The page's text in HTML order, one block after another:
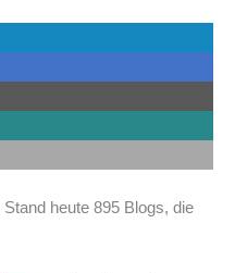
heute 895 Blogs, die